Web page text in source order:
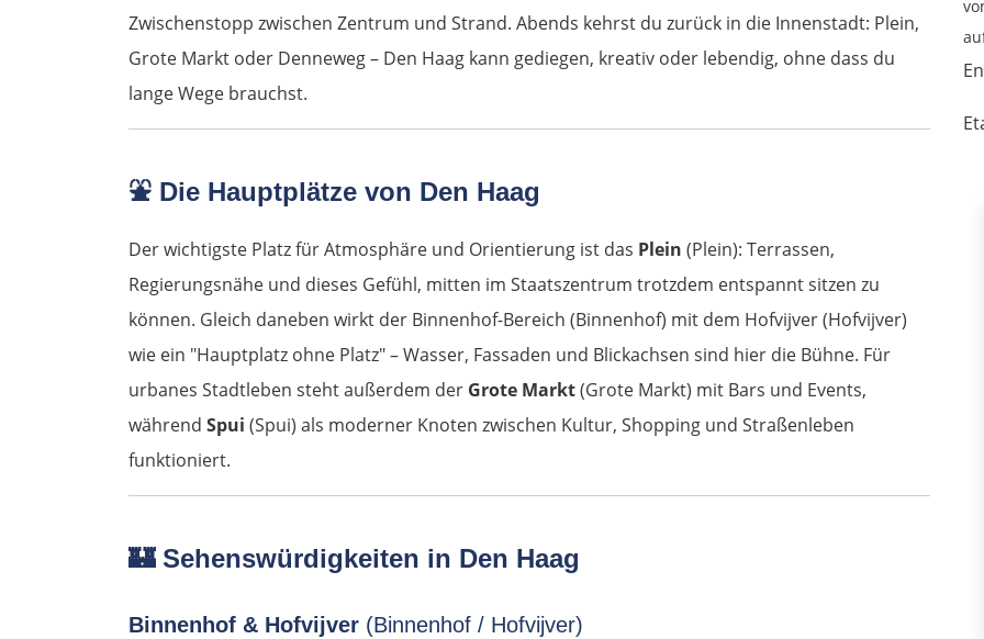
Zwischenstopp zwischen Zentrum und Strand. Abends kehrst du zurück in die Innenstadt: Plein,
Grote Markt oder Denneweg – Den Haag kann gediegen, kreativ oder lebendig, ohne dass du
lange Wege brauchst.
⛲ Die Hauptplätze von Den Haag
Der wichtigste Platz für Atmosphäre und Orientierung ist das Plein (Plein): Terrassen,
Regierungsnähe und dieses Gefühl, mitten im Staatszentrum trotzdem entspannt sitzen zu
können. Gleich daneben wirkt der Binnenhof-Bereich (Binnenhof) mit dem Hofvijver (Hofvijver)
wie ein "Hauptplatz ohne Platz" – Wasser, Fassaden und Blickachsen sind hier die Bühne. Für
urbanes Stadtleben steht außerdem der Grote Markt(Grote Markt) mit Bars und Events,
während Spui (Spui) als moderner Knoten zwischen Kultur, Shopping und Straßenleben
funktioniert.
🏰Sehenswürdigkeiten in Den Haag
Binnenhof & Hofvijver (Binnenhof / Hofvijver)